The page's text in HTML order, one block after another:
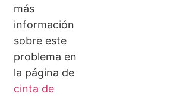
más
información
sobre este
problema en
la página de
cinta de